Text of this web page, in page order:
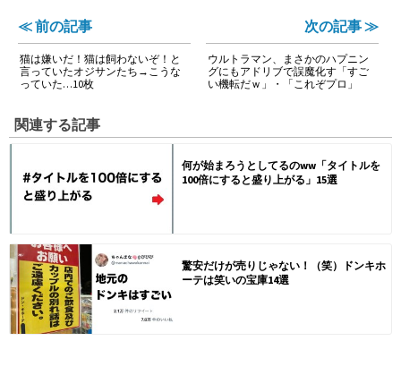
≪ 前の記事
猫は嫌いだ！猫は飼わないぞ！と
言っていたオジサンたち→こうな
っていた…10枚
次の記事 ≫
ウルトラマン、まさかのハプニン
グにもアドリブで誤魔化す「すご
い機転だｗ」・「これぞプロ」
関連する記事
何が始まろうとしてるのww「タイトルを
100倍にすると盛り上がる」15選
驚安だけが売りじゃない！（笑）ドンキホ
ーテは笑いの宝庫14選